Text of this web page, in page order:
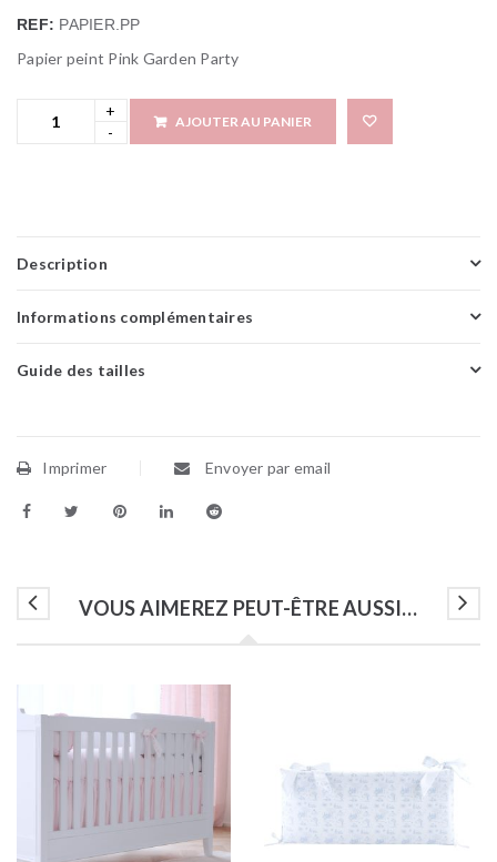
REF: PAPIER.PP
Papier peint Pink Garden Party
AJOUTER AU PANIER
Description
Informations complémentaires
Guide des tailles
Imprimer Envoyer par email
VOUS AIMEREZ PEUT-ÊTRE AUSSI…